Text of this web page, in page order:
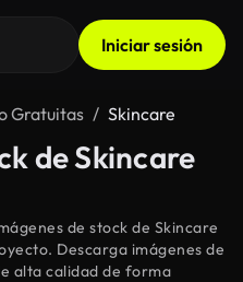
Iniciar sesión
Gratuitas Skincare
de Skincare
de stock de Skincare
Descarga imágenes de
alta calidad de forma